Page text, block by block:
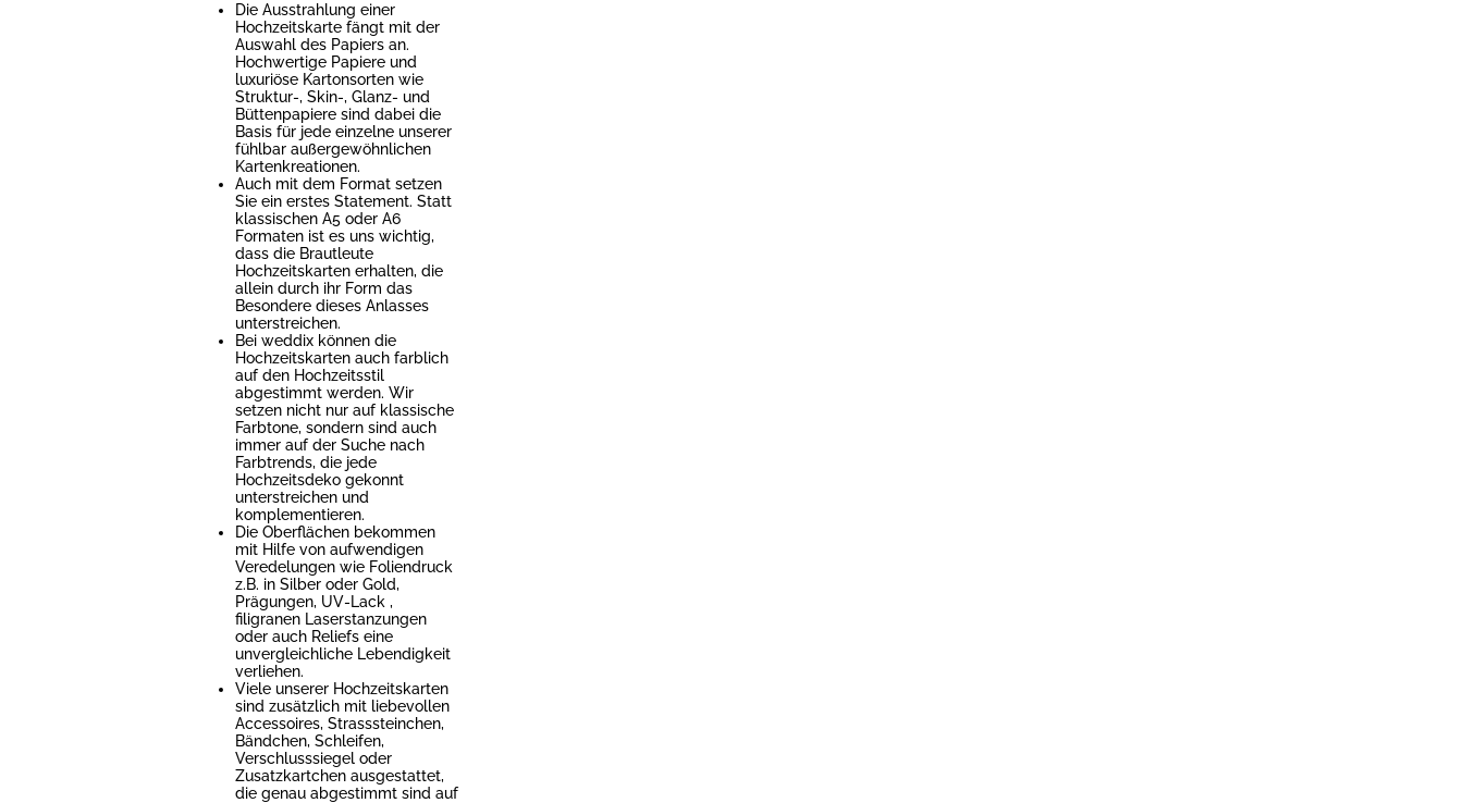
Die Ausstrahlung einer
Hochzeitskarte fängt mit der
Auswahl des Papiers an.
Hochwertige Papiere und
luxuriöse Kartonsorten wie
Struktur-, Skin-, Glanz- und
Büttenpapiere sind dabei die
Basis für jede einzelne unserer
fühlbar außergewöhnlichen
Kartenkreationen.
Auch mit dem Format setzen
Sie ein erstes Statement. Statt
klassischen A5 oder A6
Formaten ist es uns wichtig,
dass die Brautleute
Hochzeitskarten erhalten, die
allein durch ihr Form das
Besondere dieses Anlasses
unterstreichen.
Bei weddix können die
Hochzeitskarten auch farblich
auf den Hochzeitsstil
abgestimmt werden. Wir
setzen nicht nur auf klassische
Farbtone, sondern sind auch
immer auf der Suche nach
Farbtrends, die jede
Hochzeitsdeko gekonnt
unterstreichen und
komplementieren.
Die Oberflächen bekommen
mit Hilfe von aufwendigen
Veredelungen wie Foliendruck
z.B. in Silber oder Gold,
Prägungen, UV-Lack ,
filigranen Laserstanzungen
oder auch Reliefs eine
unvergleichliche Lebendigkeit
verliehen.
Viele unserer Hochzeitskarten
sind zusätzlich mit liebevollen
Accessoires, Strasssteinchen,
Bändchen, Schleifen,
Verschlusssiegel oder
Zusatzkartchen ausgestattet,
die genau abgestimmt sind auf